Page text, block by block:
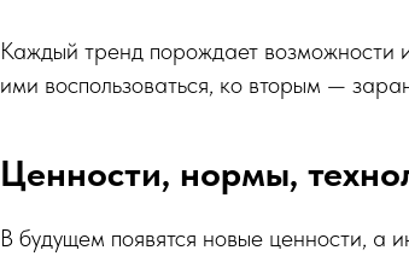
Каждый тренд порождает возможности
ими воспользоваться, ко вторым —
Ценности, нормы,
В будущем появятся новые ценности, а